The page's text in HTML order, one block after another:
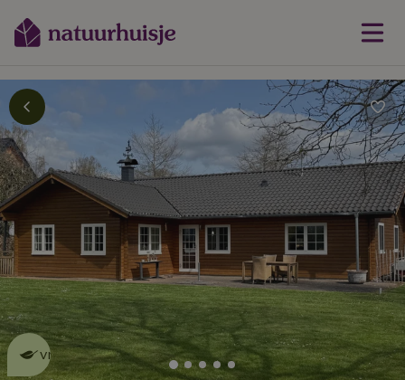
Dit natuurhuisje is eco-
vriendelijklees meer